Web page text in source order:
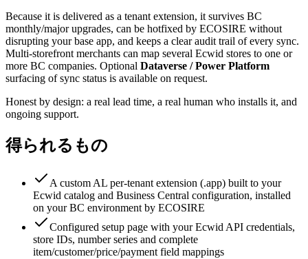
Because it is delivered as a tenant extension, it survives BC
monthly/major upgrades, can be hotfixed by ECOSIRE without
disrupting your base app, and keeps a clear audit trail of every sync.
Multi-storefront merchants can map several Ecwid stores to one or
more BC companies. Optional Dataverse / Power Platform
surfacing of sync status is available on request.
Honest by design: a real lead time, a real human who installs it, and
ongoing support.
得られるもの
A custom AL per-tenant extension (.app) built to your
Ecwid catalog and Business Central configuration, installed
on your BC environment by ECOSIRE
Configured setup page with your Ecwid API credentials,
store IDs, number series and complete
item/customer/price/payment field mappings